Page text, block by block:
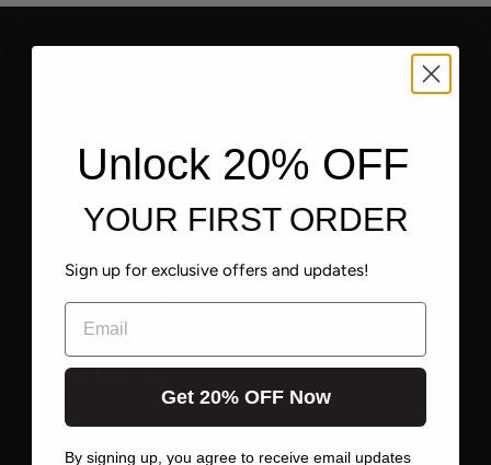
BESTSELLER
KOLLEKTIONEN
PRODUKTTEST
Unlock 20% OFF
YOUR FIRST ORDER
Sign up for exclusive offers and updates!
Email
Get 20% OFF Now
By signing up, you agree to receive email updates